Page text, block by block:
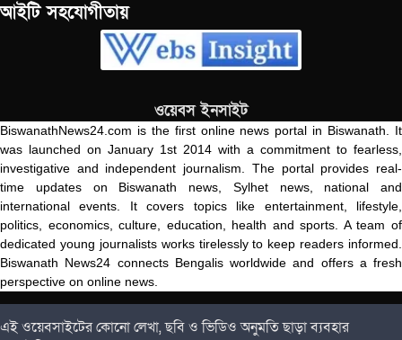
আইটি সহযোগীতায়
ওয়েবস ইনসাইট
BiswanathNews24.com is the first online news portal in Biswanath. It
was launched on January 1st 2014 with a commitment to fearless,
investigative and independent journalism. The portal provides real-
time updates on Biswanath news, Sylhet news, national and
international events. It covers topics like entertainment, lifestyle,
politics, economics, culture, education, health and sports. A team of
dedicated young journalists works tirelessly to keep readers informed.
Biswanath News24 connects Bengalis worldwide and offers a fresh
perspective on online news.
এই ওয়েবসাইটের কোনো লেখা, ছবি ও ভিডিও অনুমতি ছাড়া ব্যবহার